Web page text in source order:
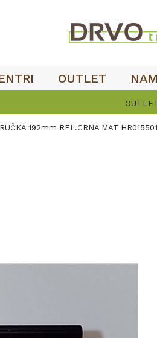
OUTLET
RUČKA 192mm REL.CRNA MAT